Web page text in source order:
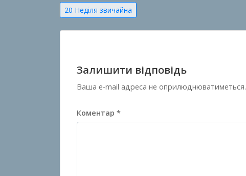
Навігація
записів
20 Неділя звичайна
Залишити відповідь
Ваша e-mail адреса не оприлюднюватиметься.
Коментар *